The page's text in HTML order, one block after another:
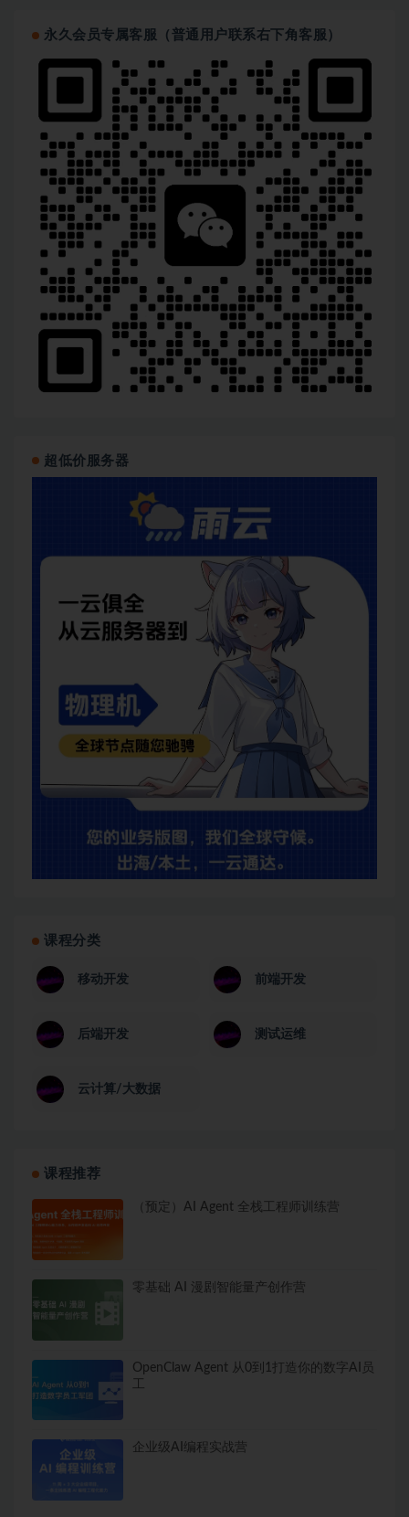
永久会员专属客服（普通用户联系右下角客服）
超低价服务器
课程分类
移动开发 前端开发
后端开发 测试运维
云计算/大数据
课程推荐
（预定）AI Agent 全栈工程师训练营
零基础 AI 漫剧智能量产创作营
OpenClaw Agent 从0到1打造你的数字AI员
企业级AI编程实战营